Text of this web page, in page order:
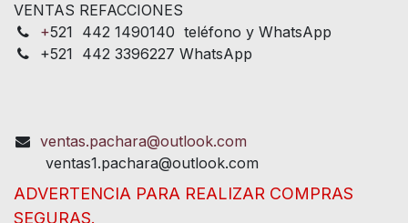
VENTAS REFACCIONES
+521 442 1490140 teléfono y WhatsApp
+521 442 3396227 WhatsApp
ventas.pachara@outlook.com
ventas1.pachara@outlook.com
ADVERTENCIA PARA REALIZAR COMPRAS
SEGURAS.